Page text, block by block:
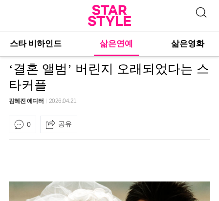
스타 비하인드 삶은연예 삶은영화
‘결혼 앨범’ 버린지 오래되었다는 스
타커플
김혜진 에디터 2026.04.21
0 공유